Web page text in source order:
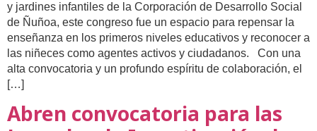
y jardines infantiles de la Corporación de Desarrollo Social
de Ñuñoa, este congreso fue un espacio para repensar la
enseñanza en los primeros niveles educativos y reconocer a
las niñeces como agentes activos y ciudadanos. Con una
alta convocatoria y un profundo espíritu de colaboración, el
[…]
Abren convocatoria para las